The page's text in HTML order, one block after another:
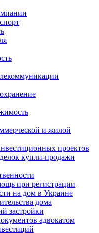
и жилой
проектов
купли-продажи
при регистрации
на дом в Украине
дома
застройки
адвокатом